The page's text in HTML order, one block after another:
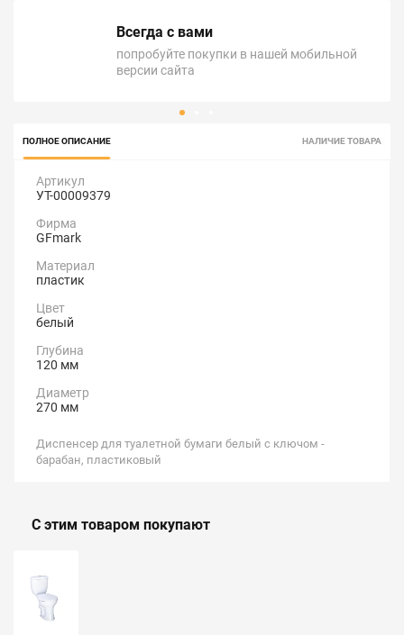
Всегда с вами
попробуйте покупки в нашей мобильной
версии сайта
ПОЛНОЕ ОПИСАНИЕ НАЛИЧИЕ ТОВАРА
Артикул
УТ-00009379
Фирма
GFmark
Материал
пластик
Цвет
белый
Глубина
120 мм
Диаметр
270 мм
Диспенсер для туалетной бумаги белый с ключом -
барабан, пластиковый
С этим товаром покупают